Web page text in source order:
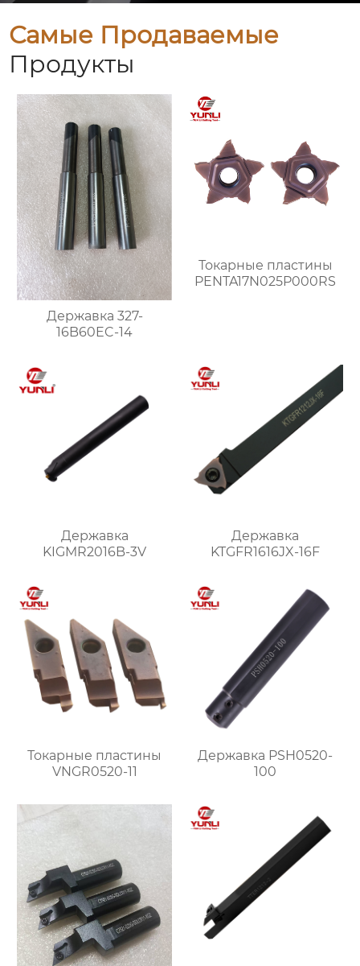
Самые Продаваемые
Продукты
Державка 327-
16B60EC-14
Токарные пластины
PENTA17N025P000RS
Державка
KIGMR2016B-3V
Державка
KTGFR1616JX-16F
Токарные пластины
VNGR0520-11
Державка PSH0520-
100